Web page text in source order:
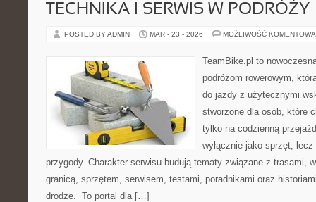
TECHNIKA I SERWIS W PODRÓŻY
POSTED BY ADMIN MAR - 23 - 2026 MOŻLIWOŚĆ
TeamBike.pl to
podróżom rowerowym,
do jazdy z użytecznymi
stworzone dla osób, które
tylko na codzienną
wyłącznie jako sprzęt,
przygody. Charakter serwisu budują tematy związane z trasami,
granicą, sprzętem, serwisem, testami, poradnikami oraz
drodze. To portal dla […]